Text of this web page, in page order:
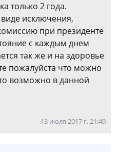
только 2 года.
исключения,
при президенте
с каждым днем
так же и на здоровье
пожалуйста что можно
возможно в данной
13 июля 2017 г. 21:49